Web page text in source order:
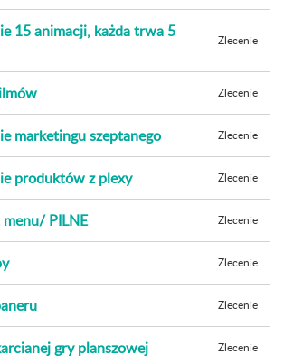
15 animacji, każda trwa 5
Zlecenie
Zlecenie
marketingu szeptanego Zlecenie
produktów z plexy Zlecenie
PILNE Zlecenie
Zlecenie
Zlecenie
gry planszowej Zlecenie